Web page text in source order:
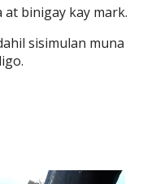
binigay kay mark.
sisimulan muna